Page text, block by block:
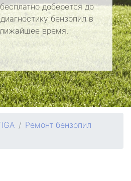
доберется до
бензопил в
время.
Ремонт бензопил